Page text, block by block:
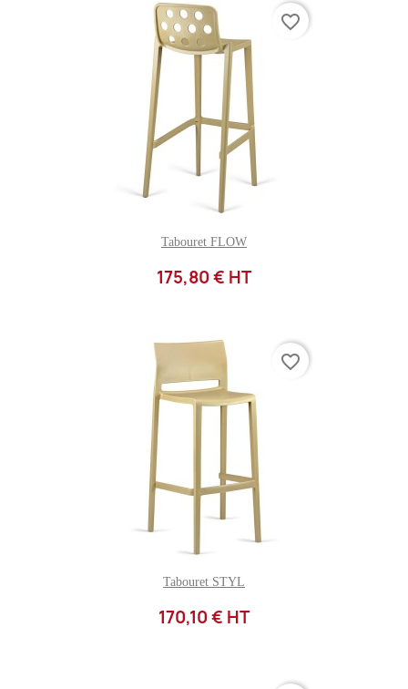
Tabouret FLOW
175,80 € HT
favorite_border
Tabouret STYL
170,10 € HT
favorite_border